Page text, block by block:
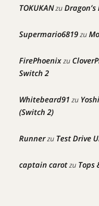
TOKUKANzu
Supermario6819zu
FirePhoenixzu
Switch 2
Whitebeard91 zu
(Switch 2)
Runnerzu Test Drive
captain carotzu Tops